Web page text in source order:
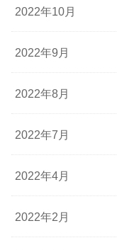
2022年10月
2022年9月
2022年8月
2022年7月
2022年4月
2022年2月